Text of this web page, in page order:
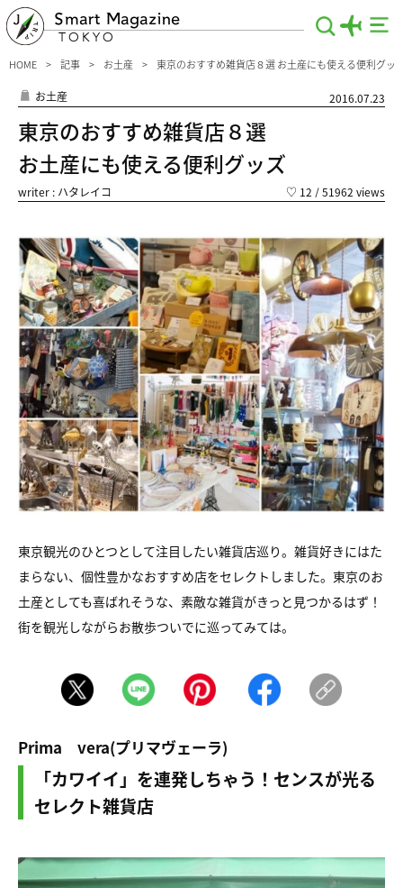
Smart Magazine
TOKYO
HOME 記事 お土産 東京のおすすめ雑貨店８選 お土産にも使える便利グッ
お土産 2016.07.23
東京のおすすめ雑貨店８選
お土産にも使える便利グッズ
writer : ハタレイコ ♡ 12 / 51962 views
東京観光のひとつとして注目したい雑貨店巡り。雑貨好きにはた
まらない、個性豊かなおすすめ店をセレクトしました。東京のお
土産としても喜ばれそうな、素敵な雑貨がきっと見つかるはず！
街を観光しながらお散歩ついでに巡ってみては。
Prima vera(プリマヴェーラ)
「カワイイ」を連発しちゃう！センスが光る
セレクト雑貨店